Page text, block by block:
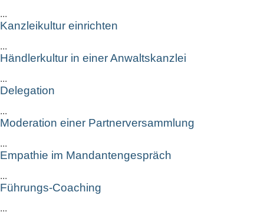
...
Kanzleikultur einrichten
...
Händlerkultur in einer Anwaltskanzlei
...
Delegation
...
Moderation einer Partnerversammlung
...
Empathie im Mandantengespräch
...
Führungs-Coaching
...